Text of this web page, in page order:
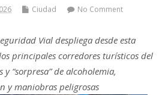
Ciudad No Comment
Vial despliega desde esta
principales corredores turísticos del
“sorpresa” de alcoholemia,
y maniobras peligrosas